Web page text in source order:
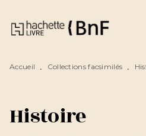
MENU RECHERCHE
Accueil • Collections facsimilés •
Histoire